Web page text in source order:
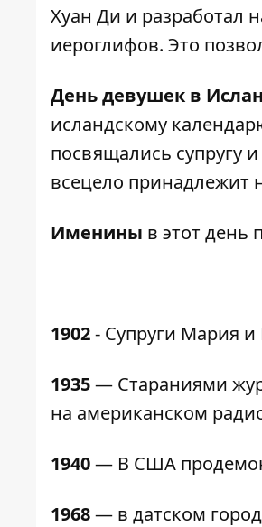
Хуан Ди и разработал
иероглифов. Это
День девушек в
исландскому
посвящались супругу
всецело
Именины в этот день
1902- Супруги Мария
1935— Стараниями
на американском
1940— В США
1968— в датском